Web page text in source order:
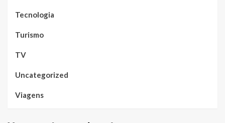
Tecnologia
Turismo
TV
Uncategorized
Viagens